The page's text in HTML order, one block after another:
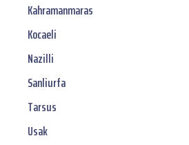
Kahramanmaras
Kocaeli
Nazilli
Sanliurfa
Tarsus
Usak